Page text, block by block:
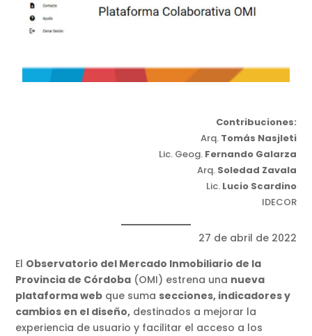
Contribuciones:
Arq. Tomás Nasjleti
Lic. Geog. Fernando Galarza
Arq. Soledad Zavala
Lic. Lucio Scardino
IDECOR
27 de abril de 2022
El Observatorio del Mercado Inmobiliario de la
Provincia de Córdoba (OMI) estrena una nueva
plataforma web que suma secciones, indicadores y
cambios en el diseño, destinados a mejorar la
experiencia de usuario y facilitar el acceso a los